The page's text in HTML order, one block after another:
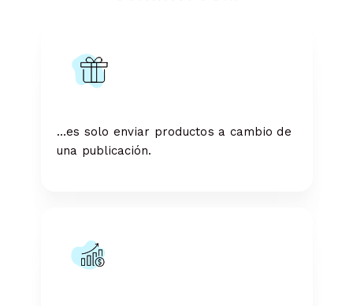
…es solo enviar productos a cambio de
una publicación.